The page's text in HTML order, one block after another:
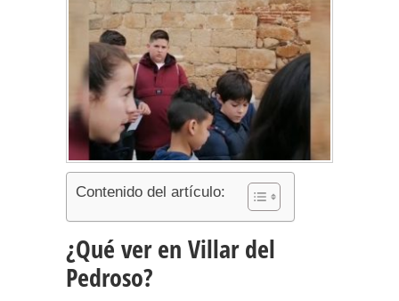
Contenido del artículo:
¿Qué ver en Villar del
Pedroso?